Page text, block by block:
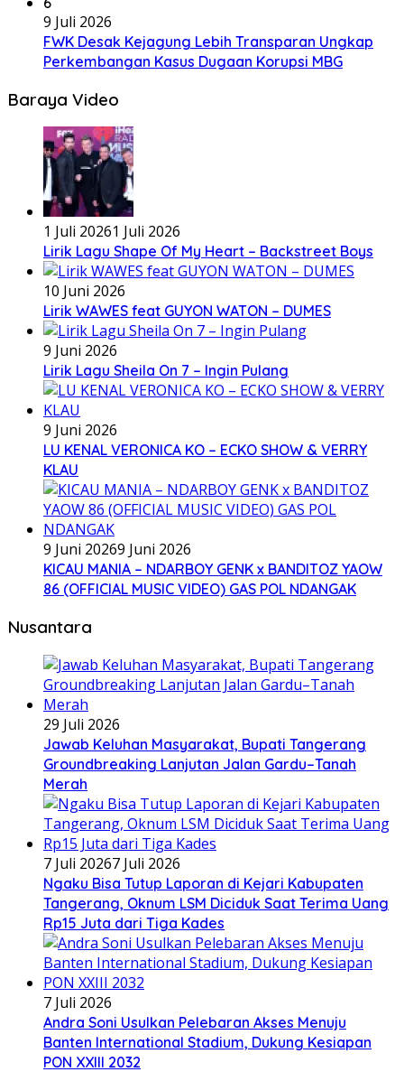
9 Juli 2026
FWK Desak Kejagung Lebih Transparan Ungkap
Perkembangan Kasus Dugaan Korupsi MBG
Baraya Video
1 Juli 20261 Juli 2026
Lirik Lagu Shape Of My Heart – Backstreet Boys
10 Juni 2026
Lirik WAWES feat GUYON WATON – DUMES
9 Juni 2026
Lirik Lagu Sheila On 7 – Ingin Pulang
9 Juni 2026
LU KENAL VERONICA KO – ECKO SHOW & VERRY
KLAU
9 Juni 20269 Juni 2026
KICAU MANIA – NDARBOY GENK x BANDITOZ YAOW
86 (OFFICIAL MUSIC VIDEO) GAS POL NDANGAK
Nusantara
29 Juli 2026
Jawab Keluhan Masyarakat, Bupati Tangerang
Groundbreaking Lanjutan Jalan Gardu–Tanah
Merah
7 Juli 20267 Juli 2026
Ngaku Bisa Tutup Laporan di Kejari Kabupaten
Tangerang, Oknum LSM Diciduk Saat Terima Uang
Rp15 Juta dari Tiga Kades
7 Juli 2026
Andra Soni Usulkan Pelebaran Akses Menuju
Banten International Stadium, Dukung Kesiapan
PON XXIII 2032